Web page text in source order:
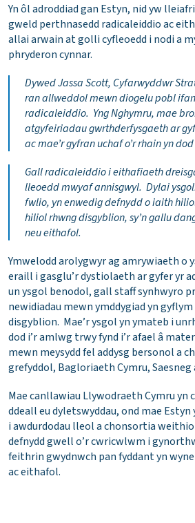
Yn ôl adroddiad gan Estyn, nid yw
gweld perthnasedd radicaleiddio ac
allai arwain at golli cyfleoedd i nodi a
phryderon cynnar.
Dywed Jassa Scott, Cyfarwyddwr
ran allweddol mewn diogelu pobl
radicaleiddio. Yng Nghymru, mae
atgyfeiriadau gwrthderfysgaeth ar
ac mae’r gyfran uchaf o’r rhain yn
Gall radicaleiddio i eithafiaeth
lleoedd mwyaf annisgwyl. Dylai
fwlio, yn enwedig defnydd o iaith
hiliol rhwng disgyblion, sy’n gallu
neu eithafol.
Ymwelodd arolygwyr ag amrywiaeth o
eraill i gasglu’r dystiolaeth ar gyfer yr
un ysgol benodol, gall staff synhwyro
newidiadau mewn ymddygiad yn
disgyblion. Mae’r ysgol yn ymateb i
dod i’r amlwg trwy fynd i’r afael â
mewn meysydd fel addysg bersonol a
grefyddol, Bagloriaeth Cymru, Saesneg
Mae canllawiau Llywodraeth Cymru yn
ddeall eu dyletswyddau, ond mae
i awdurdodau lleol a chonsortia weithio
defnydd gwell o’r cwricwlwm i
feithrin gwydnwch pan fyddant yn
ac eithafol.